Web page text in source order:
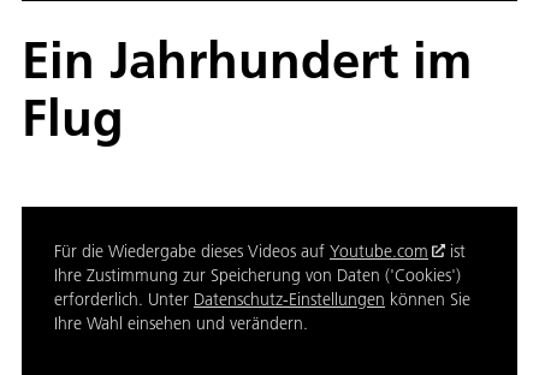
Ein Jahrhundert im
Flug
Für die Wiedergabe dieses Videos auf Youtube.com
ist
Ihre Zustimmung zur Speicherung von Daten ('Cookies')
erforderlich. Unter Datenschutz-Einstellungen können Sie
Ihre Wahl einsehen und verändern.